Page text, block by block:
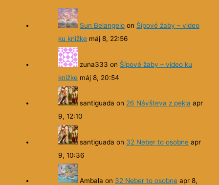
Sun Belangelo on Šípové žaby – video
ku knižke máj 8, 22:56
zuna333 on Šípové žaby – video ku
knižke máj 8, 20:54
santiguada on 26 Návšteva z pekla apr
9, 12:10
santiguada on 32 Neber to osobne apr
9, 10:36
Ambala on 32 Neber to osobne apr 8,